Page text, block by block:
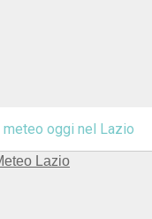
meteo oggi nel Lazio